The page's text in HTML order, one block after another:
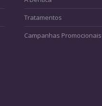
Tratamentos
Campanhas Promocionais